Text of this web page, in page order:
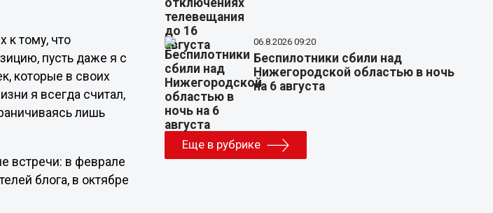
к тому, что
пусть даже я с
которые в своих
я всегда считал,
лишь
встречи: в феврале
блога, в октябре
06.8.2026 09:20
Беспилотники сбили над
Нижегородской областью в ночь
на 6 августа
Еще в рубрике